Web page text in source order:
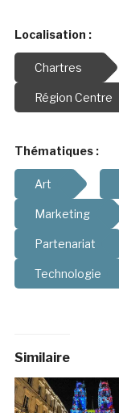
Localisation :
Chartres
Région Centre
Thématiques :
Art
Marketing
Partenariat
Technologie
Similaire